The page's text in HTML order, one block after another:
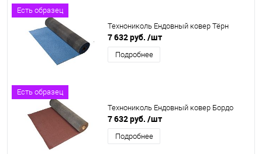
Есть образец
Технониколь Ендовный ковер Тёрн
7 632 руб. /шт
Подробнее
Есть образец
Технониколь Ендовный ковер Бордо
7 632 руб. /шт
Подробнее